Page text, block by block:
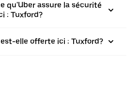
qu'Uber assure la sécurité
: Tuxford?
est-elle offerte ici : Tuxford?